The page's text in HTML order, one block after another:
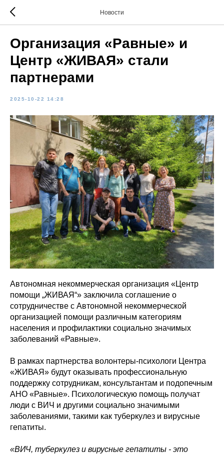
Новости
Организация «Равные» и
Центр «ЖИВАЯ» стали
партнерами
2025-10-22 14:28
Автономная некоммерческая организация «Центр
помощи „ЖИВАЯ“» заключила соглашение о
сотрудничестве с Автономной некоммерческой
организацией помощи различным категориям
населения и профилактики социально значимых
заболеваний «Равные».
В рамках партнерства волонтеры-психологи Центра
«ЖИВАЯ» будут оказывать профессиональную
поддержку сотрудникам, консультантам и подопечным
АНО «Равные». Психологическую помощь получат
люди с ВИЧ и другими социально значимыми
заболеваниями, такими как туберкулез и вирусные
гепатиты.
«ВИЧ, туберкулез и вирусные гепатиты - это